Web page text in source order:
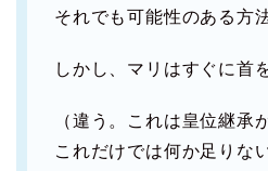
それでも可能性のある方法
しかし、マリはすぐに首
（違う。これは皇位継承
これだけでは何か足りな